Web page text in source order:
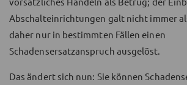
Abschalteinrichtungen galt nicht immer
daher nur in bestimmten Fällen einen
Schadensersatzanspruch ausgelöst.
Das ändert sich nun: Sie können